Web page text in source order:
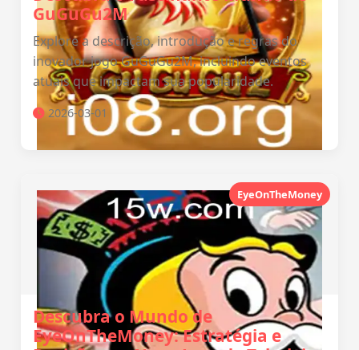
GuGuGu2M
Explore a descrição, introdução e regras do
inovador jogo GuGuGu2M, incluindo eventos
atuais que impactam sua popularidade.
2026-03-01
EyeOnTheMoney
Descubra o Mundo de
EyeOnTheMoney: Estratégia e